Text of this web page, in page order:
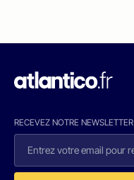
RECEVEZ NOTRE NEWSLETTER